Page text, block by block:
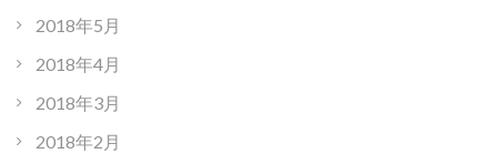
2018年5月
2018年4月
2018年3月
2018年2月